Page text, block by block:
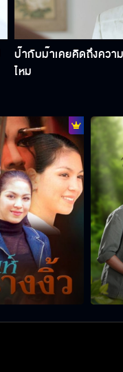
ป๊ากับม๊าเคยคิดถึงควา
ไหม